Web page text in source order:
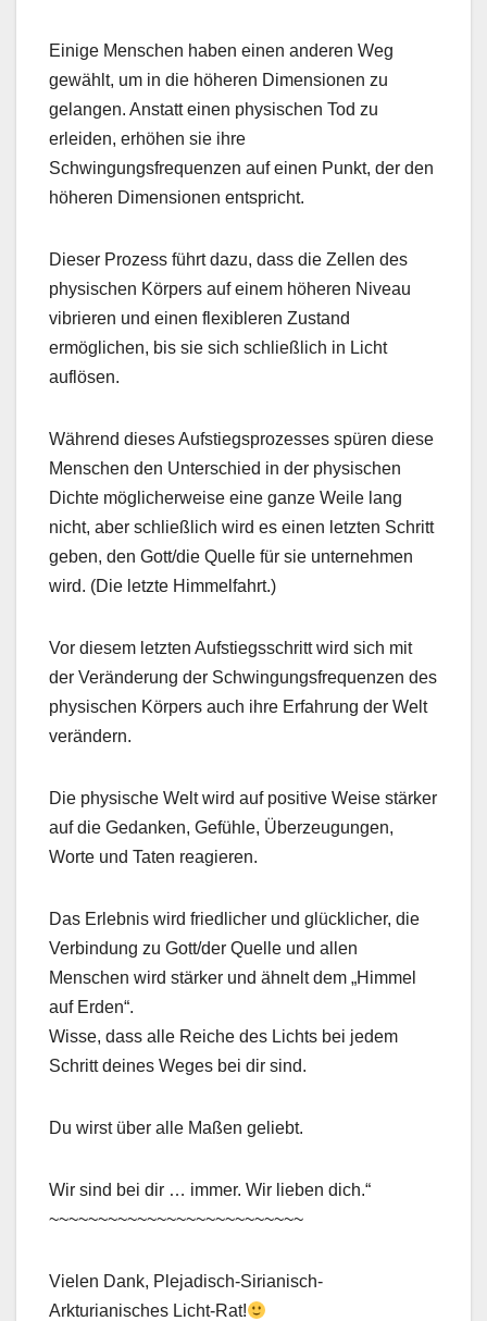
Einige Menschen haben einen anderen Weg
gewählt, um in die höheren Dimensionen zu
gelangen. Anstatt einen physischen Tod zu
erleiden, erhöhen sie ihre
Schwingungsfrequenzen auf einen Punkt, der den
höheren Dimensionen entspricht.
Dieser Prozess führt dazu, dass die Zellen des
physischen Körpers auf einem höheren Niveau
vibrieren und einen flexibleren Zustand
ermöglichen, bis sie sich schließlich in Licht
auflösen.
Während dieses Aufstiegsprozesses spüren diese
Menschen den Unterschied in der physischen
Dichte möglicherweise eine ganze Weile lang
nicht, aber schließlich wird es einen letzten Schritt
geben, den Gott/die Quelle für sie unternehmen
wird. (Die letzte Himmelfahrt.)
Vor diesem letzten Aufstiegsschritt wird sich mit
der Veränderung der Schwingungsfrequenzen des
physischen Körpers auch ihre Erfahrung der Welt
verändern.
Die physische Welt wird auf positive Weise stärker
auf die Gedanken, Gefühle, Überzeugungen,
Worte und Taten reagieren.
Das Erlebnis wird friedlicher und glücklicher, die
Verbindung zu Gott/der Quelle und allen
Menschen wird stärker und ähnelt dem „Himmel
auf Erden“.
Wisse, dass alle Reiche des Lichts bei jedem
Schritt deines Weges bei dir sind.
Du wirst über alle Maßen geliebt.
Wir sind bei dir … immer. Wir lieben dich.“
~~~~~~~~~~~~~~~~~~~~~~~~~~
Vielen Dank, Plejadisch-Sirianisch-
Arkturianisches Licht-Rat!